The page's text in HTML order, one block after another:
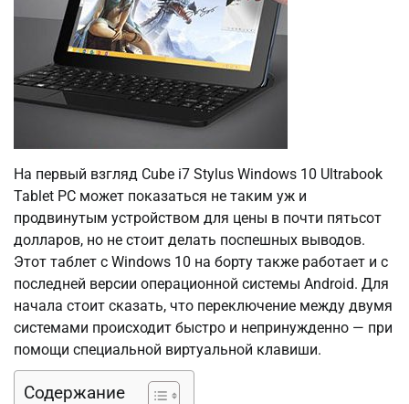
На первый взгляд Cube i7 Stylus Windows 10 Ultrabook
Tablet PC может показаться не таким уж и
продвинутым устройством для цены в почти пятьсот
долларов, но не стоит делать поспешных выводов.
Этот таблет с Windows 10 на борту также работает и с
последней версии операционной системы Android. Для
начала стоит сказать, что переключение между двумя
системами происходит быстро и непринужденно — при
помощи специальной виртуальной клавиши.
Содержание